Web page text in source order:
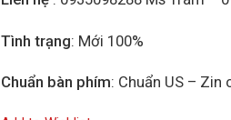
Tình trạng: Mới 100%
Chuẩn bàn phím: Chuẩn US – Zin